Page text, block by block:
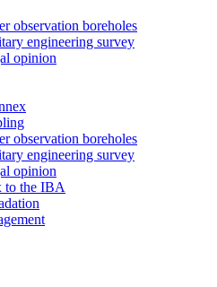
observation boreholes
engineering survey
opinion
observation boreholes
engineering survey
opinion
to the IBA